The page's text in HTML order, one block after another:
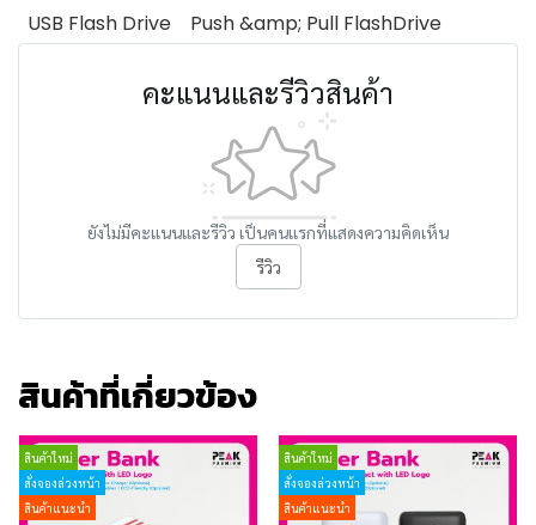
USB Flash Drive Push &amp; Pull FlashDrive
คะแนนและรีวิวสินค้า
ยังไม่มีคะแนนและรีวิว เป็นคนแรกที่แสดงความคิดเห็น
รีวิว
สินค้าที่เกี่ยวข้อง
สินค้าใหม่
สั่งจองล่วงหน้า
สินค้าแนะนำ
สินค้าใหม่
สั่งจองล่วงหน้า
สินค้าแนะนำ